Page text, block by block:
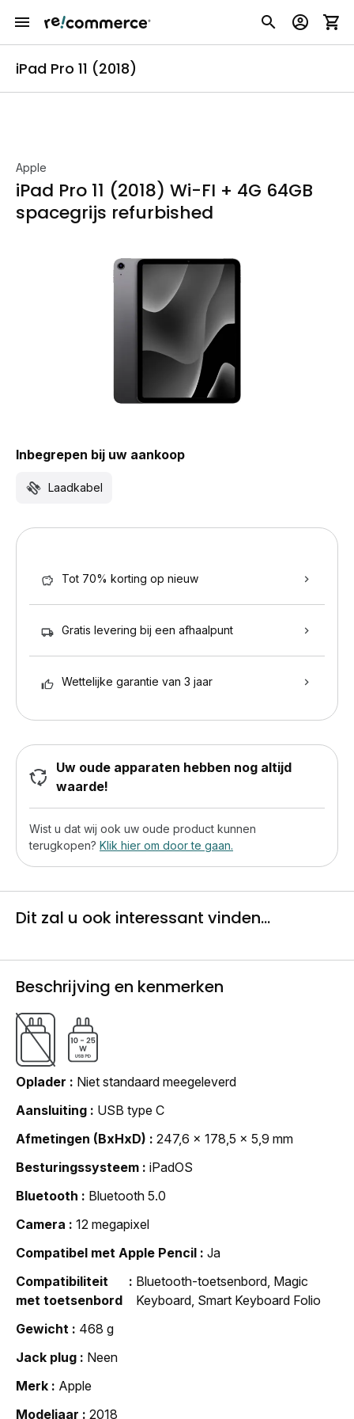
iPad Pro 11 (2018)
Apple
iPad Pro 11 (2018) Wi-FI + 4G 64GB
spacegrijs refurbished
Inbegrepen bij uw aankoop
Laadkabel
Tot 70% korting op nieuw
Gratis levering bij een afhaalpunt
Wettelijke garantie van 3 jaar
Uw oude apparaten hebben nog altijd
waarde!
Wist u dat wij ook uw oude product kunnen
terugkopen? Klik hier om door te gaan.
Dit zal u ook interessant vinden...
Beschrijving en kenmerken
Oplader
Niet standaard meegeleverd
Aansluiting
USB type C
Afmetingen (BxHxD)
247,6 x 178,5 x 5,9 mm
Besturingssysteem
iPadOS
Bluetooth
Bluetooth 5.0
Camera
12 megapixel
Compatibel met Apple Pencil
Ja
Compatibiliteit
met toetsenbord
Bluetooth-toetsenbord, Magic
Keyboard, Smart Keyboard Folio
Gewicht
468 g
Jack plug
Neen
Merk
Apple
Modeljaar
2018